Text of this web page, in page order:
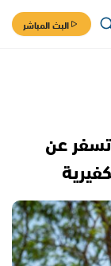
البث المباشر
عن